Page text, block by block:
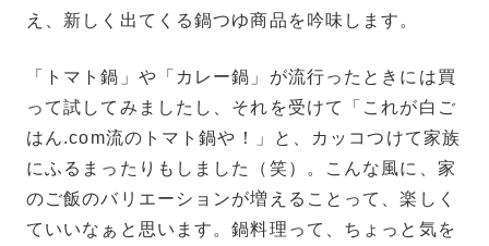
え、新しく出てくる鍋つゆ商品を吟味します。
「トマト鍋」や「カレー鍋」が流行ったときには買
って試してみましたし、それを受けて「これが白ご
はん.com流のトマト鍋や！」と、カッコつけて家族
にふるまったりもしました（笑）。こんな風に、家
のご飯のバリエーションが増えることって、楽しく
ていいなぁと思います。鍋料理って、ちょっと気を